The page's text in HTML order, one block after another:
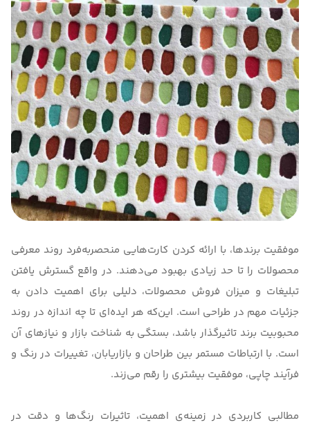
موفقیت برندها، با ارائه کردن کارت‌هایی منحصربه‌فرد روند معرفی
محصولات را تا حد زیادی بهبود می‌دهند. در واقع گسترش یافتن
تبلیغات و میزان فروش محصولات، دلیلی برای اهمیت دادن به
جزئیات مهم در طراحی است. این‌که هر ایده‌ای تا چه اندازه در روند
محبوبیت برند تاثیرگذار باشد، بستگی به شناخت بازار و نیازهای آن
است. با ارتباطات مستمر بین طراحان و بازاریابان، تغییرات در رنگ و
فرآیند چاپی، موفقیت بیشتری را رقم می‌زند.
مطالبی کاربردی در زمینه‌ی اهمیت، تاثیرات رنگ‌ها و دقت در